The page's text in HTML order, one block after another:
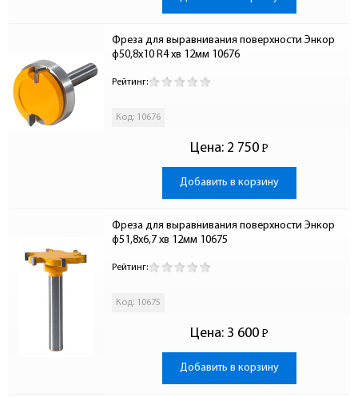
Фреза для выравнивания поверхности Энкор
ф50,8х10 R4 хв 12мм 10676
Рейтинг:
Код: 10676
Цена: 2 750 Р
-
Добавить в корзину
Фреза для выравнивания поверхности Энкор
ф51,8х6,7 хв 12мм 10675
Рейтинг:
Код: 10675
Цена: 3 600 Р
-
Добавить в корзину